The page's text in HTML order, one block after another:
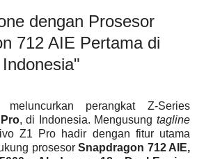
dengan Prosesor
712 AIE Pertama di
Indonesia"
perangkat Z-Series
, di Indonesia. Mengusungtagline
Z1 Pro hadir dengan fitur utama
prosesor Snapdragon 712 AIE,